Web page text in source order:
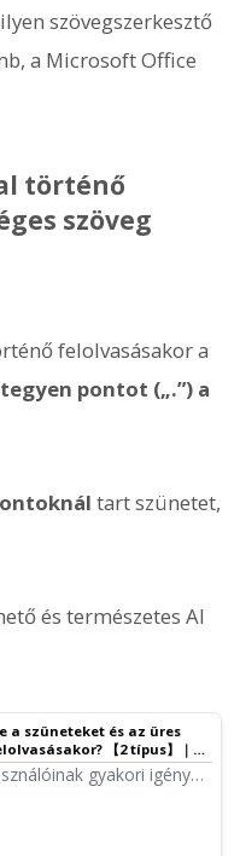
szövegszerkesztő
a Microsoft Office
történő
szöveg
felolvasásakor a
tegyen pontot („.”) a
tart szünetet,
és természetes AI
a szüneteket és az üres
【2 típus】｜
szoftvergyakori igénye